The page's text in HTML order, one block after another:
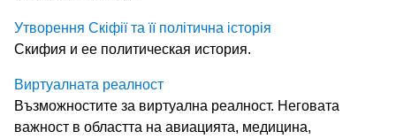
Утворення Скіфії та її політична історія
Скифия и ее политическая история.
Виртуалната реалност
Възможностите за виртуална реалност. Неговата
важност в областта на авиацията, медицина,